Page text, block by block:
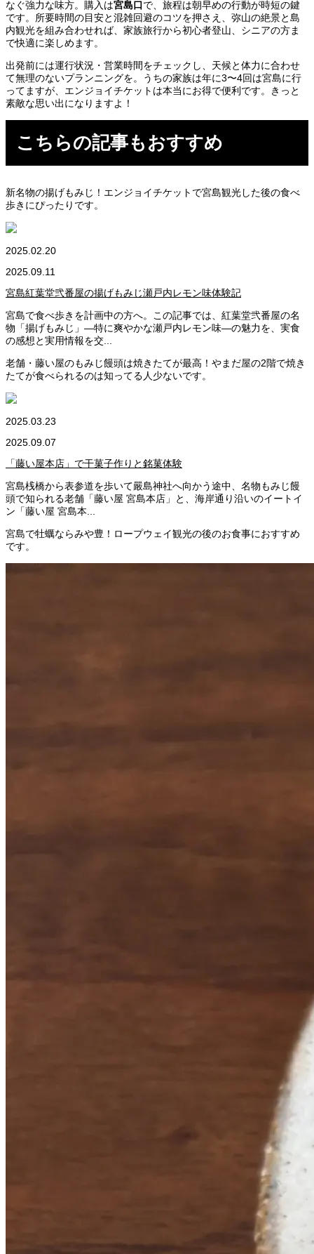
なぐ強力な味方。購入は宮島口で、旅程は朝早めの行動が時短の鍵
です。所要時間の目安と混雑回避のコツを押さえ、弥山の絶景と島
内観光を組み合わせれば、家族旅行から初心者登山、シニアの方ま
で快適に楽しめます。
出発前には運行状況・営業時間をチェックし、天候と体力に合わせ
て無理のないプランニングを。うちの家族は年に3〜4回は宮島に行
ってますが、エンジョイチケットは本当にお得で便利です。きっと
素敵な思い出になりますよ！
こちらの記事もおすすめ
新名物の揚げもみじ！エンジョイチケットで宮島観光した後の食べ
歩きにぴったりです。
2025.02.20
2025.09.11
宮島紅葉堂弐番屋の揚げもみじ瀬戸内レモン味体験記
宮島で食べ歩きを計画中の方へ。この記事では、紅葉堂弐番屋の名
物「揚げもみじ」—特に爽やかな瀬戸内レモン味—の魅力を、実食
の感想と実用情報を交...
老舗・藤い屋のもみじ饅頭は焼きたてが最高！やまだ屋の2階で焼き
たてが食べられるのは知ってる人少ないです。
2025.03.23
2025.09.07
「藤い屋本店」で干菓子作りと銘菓体験
宮島桟橋から表参道を歩いて嚴島神社へ向かう途中、名物もみじ饅
頭で知られる老舗「藤い屋 宮島本店」と、海岸通り沿いのイートイ
ン「藤い屋 宮島本...
宮島で牡蠣ならみや豊！ロープウェイ観光の後のお食事におすすめ
です。